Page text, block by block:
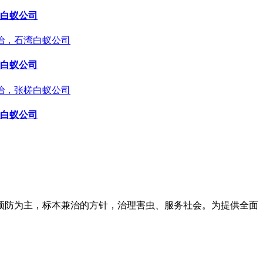
蚁公司
蚁公司
蚁公司
为主，标本兼治的方针，治理害虫、服务社会。为提供全面